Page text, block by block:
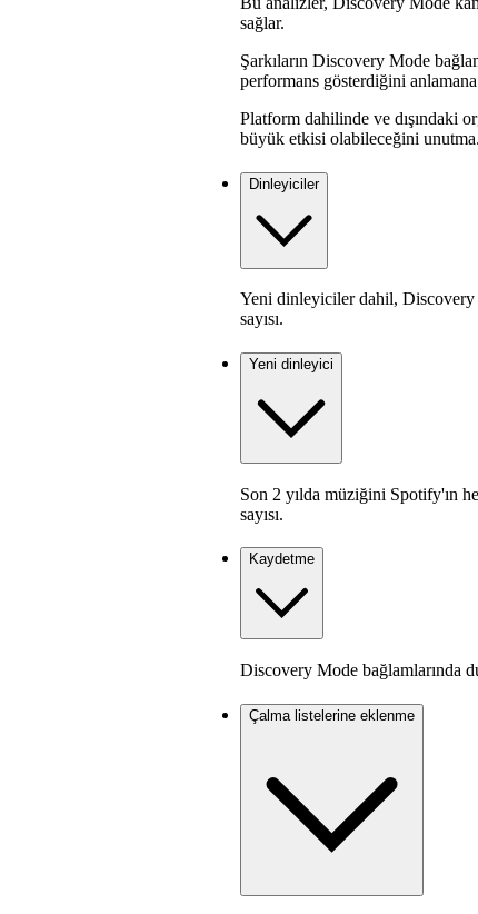
sağlar.
Şarkıların Discovery Mode
performans gösterdiğini anlamana
Platform dahilinde ve dışındaki
büyük etkisi olabileceğini unutma.
Dinleyiciler
Yeni dinleyiciler dahil,
sayısı.
Yeni dinleyici
Son 2 yılda müziğini Spotify'ın
sayısı.
Kaydetme
Discovery Mode bağlamlarında
Çalma listelerine eklenme